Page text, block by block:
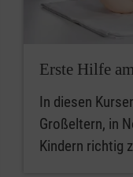
Erste Hilfe
In diesen
Großeltern, in
Kindern richtig